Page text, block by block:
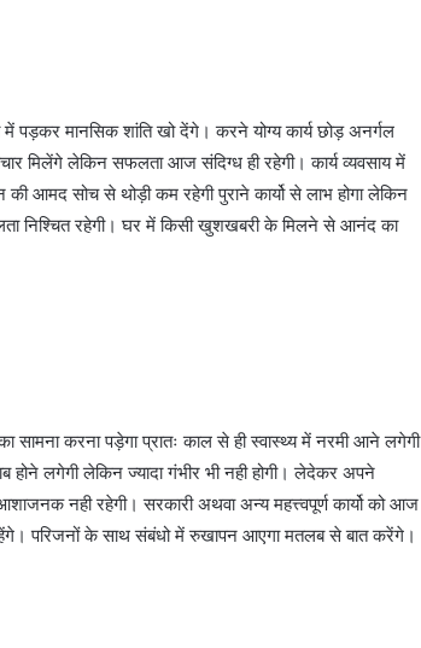
पड़कर मानसिक शांति खो देंगे। करने योग्य कार्य छोड़ अनर्गल
मिलेंगे लेकिन सफलता आज संदिग्ध ही रहेगी। कार्य व्यवसाय में
आमद सोच से थोड़ी कम रहेगी पुराने कार्यो से लाभ होगा लेकिन
निश्चित रहेगी। घर में किसी खुशखबरी के मिलने से आनंद का
करना पड़ेगा प्रातः काल से ही स्वास्थ्य में नरमी आने लगेगी
होने लगेगी लेकिन ज्यादा गंभीर भी नही होगी। लेदेकर अपने
नही रहेगी। सरकारी अथवा अन्य महत्त्वपूर्ण कार्यो को आज
परिजनों के साथ संबंधो में रुखापन आएगा मतलब से बात करेंगे।